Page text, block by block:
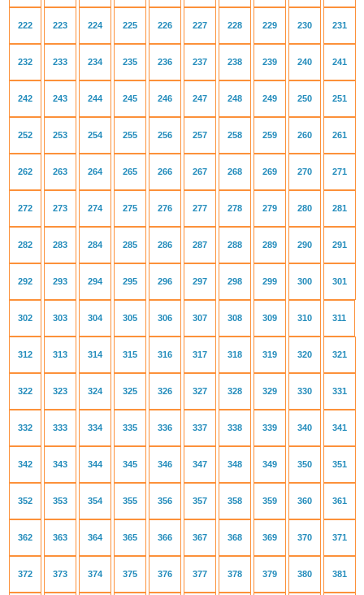
222 223 224 225 226 227 228 229 230 231
232 233 234 235 236 237 238 239 240 241
242 243 244 245 246 247 248 249 250 251
252 253 254 255 256 257 258 259 260 261
262 263 264 265 266 267 268 269 270 271
272 273 274 275 276 277 278 279 280 281
282 283 284 285 286 287 288 289 290 291
292 293 294 295 296 297 298 299 300 301
302 303 304 305 306 307 308 309 310 311
312 313 314 315 316 317 318 319 320 321
322 323 324 325 326 327 328 329 330 331
332 333 334 335 336 337 338 339 340 341
342 343 344 345 346 347 348 349 350 351
352 353 354 355 356 357 358 359 360 361
362 363 364 365 366 367 368 369 370 371
372 373 374 375 376 377 378 379 380 381